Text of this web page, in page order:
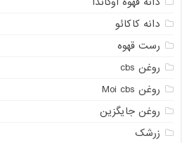
دانه کاکائو
رست قهوه
روغن cbs
روغن Moi cbs
روغن جایگزین
زرشک